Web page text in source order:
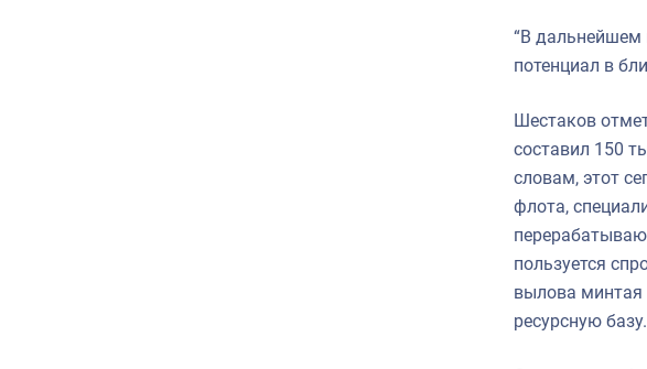
“В дальнейшем
потенциал в
Шестаков
составил 150
словам, этот
флота,
пользуется
вылова минтая
ресурсную базу.